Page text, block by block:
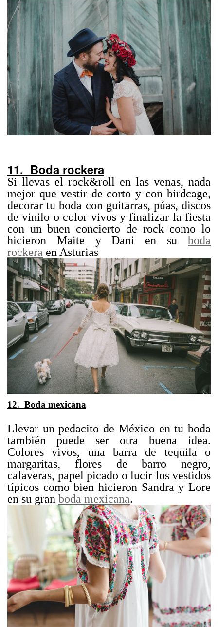
11. Boda rockera
Si llevas el rock&roll en las venas, nada
mejor que vestir de corto y con birdcage,
decorar tu boda con guitarras, púas, discos
de vinilo o color vivos y finalizar la fiesta
con un buen concierto de rock como lo
hicieron Maite y Dani en su boda
rockera en Asturias
12. Boda mexicana
Llevar un pedacito de México en tu boda
también puede ser otra buena idea.
Colores vivos, una barra de tequila o
margaritas, flores de barro negro,
calaveras, papel picado o lucir los vestidos
típicos como bien hicieron Sandra y Lore
en su gran boda mexicana.